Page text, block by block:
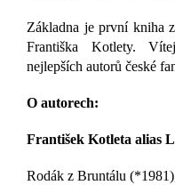
Základna je první kniha
Františka Kotlety.
nejlepších autorů české
O autorech:
František Kotleta alias
Rodák z Bruntálu